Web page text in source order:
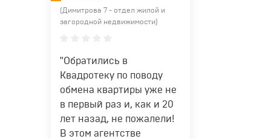
(Димитрова 7 - отдел жилой и
загородной недвижимости)
"Обратились в
Квадротеку по поводу
обмена квартиры уже не
в первый раз и, как и 20
лет назад, не пожалели!
В этом агентстве